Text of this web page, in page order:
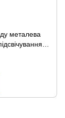
металева